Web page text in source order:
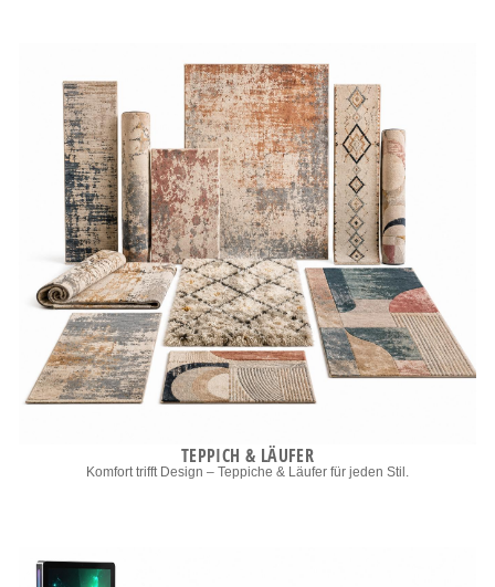
TEPPICH & LÄUFER
Komfort trifft Design – Teppiche & Läufer für jeden Stil.